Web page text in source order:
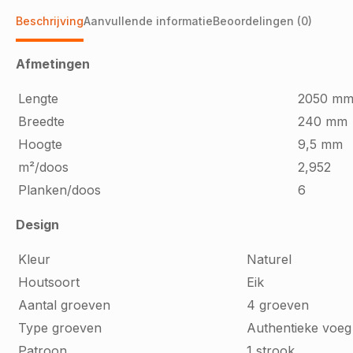
BeschrijvingAanvullende informatieBeoordelingen (0)
Afmetingen
Lengte
2050 mm
Breedte
240 mm
Hoogte
9,5 mm
m²/doos
2,952
Planken/doos
6
Design
Kleur
Naturel
Houtsoort
Eik
Aantal groeven
4 groeven
Type groeven
Authentieke voeg